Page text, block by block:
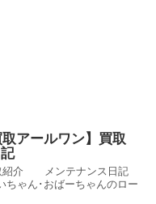
アールワン】買取
紹介 メンテナンス日記
ちゃん･おばーちゃんのロー